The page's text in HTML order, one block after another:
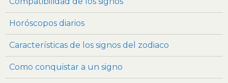
Horóscopos diarios
Características de los signos del zodiaco
Como conquistar a un signo